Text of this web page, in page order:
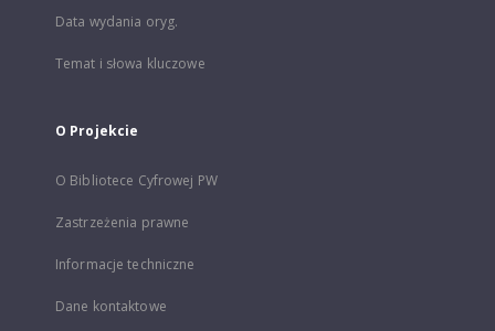
Data wydania oryg.
Temat i słowa kluczowe
O Projekcie
O Bibliotece Cyfrowej PW
Zastrzeżenia prawne
Informacje techniczne
Dane kontaktowe